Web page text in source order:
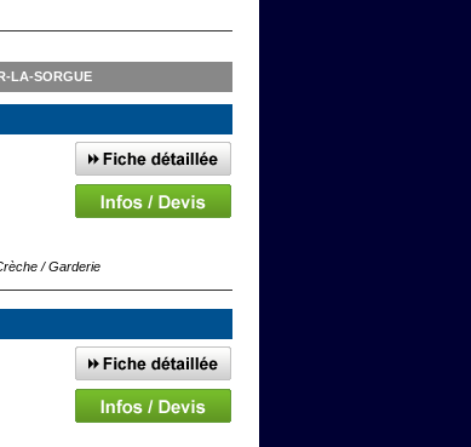
LA-SORGUE
/ Garderie